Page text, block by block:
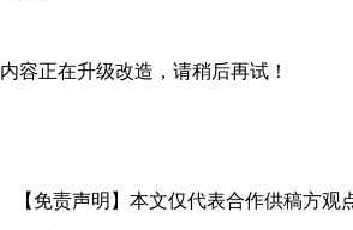
内容正在升级改造，请稍后再试！
【免责声明】本文仅代表合作供稿方观